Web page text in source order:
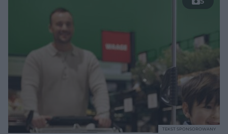
TEKST SPONSOROWANY